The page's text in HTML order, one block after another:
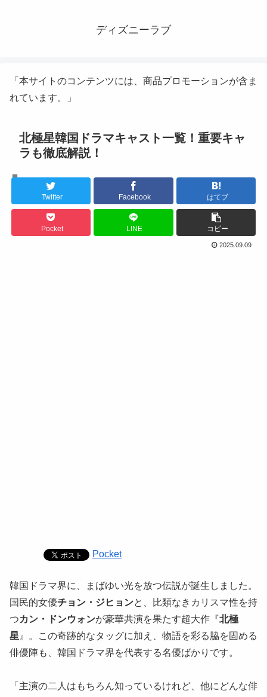
ディズニーラブ
「本サイトのコンテンツには、商品プロモーションが含ま
れています。」
北極星韓国ドラマキャスト一覧！重要キャ
ラも徹底解説！
Twitter Facebook はてブ
Pocket LINE コピー
2025.09.09
Pocket
韓国ドラマ界に、まばゆい光を放つ伝説が誕生しました。
国民的女優チョン・ジヒョンと、比類なきカリスマ性を持
つカン・ドンウォンが豪華共演を果たす超大作『北極
星 』。この奇跡的なタッグに加え、物語を彩る脇を固める
俳優陣も、韓国ドラマ界を代表する名優ばかりです。
「主演の二人はもちろん知っているけれど、他にどんな俳